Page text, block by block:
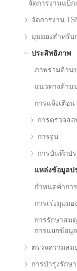
จัดการงานแบ็ก
จัดการงาน
มุมมองสำหรับ
ประสิทธิภาพ
ภาพรวมด้าน
แนวทางด้าน
การแจ้งเตือน
การตรวจสอ
การจูน
การบันทึกป
แหล่งข้อมูลป
กำหนดค่ากา
การเร่งมุมมอง
การรักษาสม
การแยกข้อมูล
ตรวจความสม
การบำรุงรักษา